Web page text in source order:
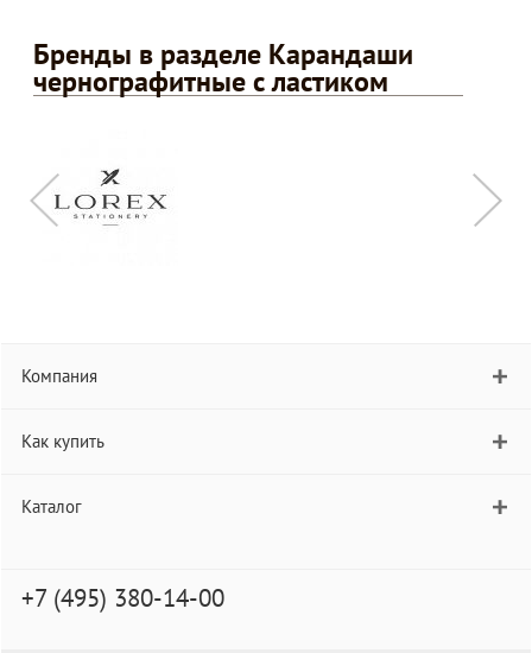
Бренды в разделе Карандаши
чернографитные с ластиком
Компания
Как купить
Каталог
+7 (495) 380-14-00